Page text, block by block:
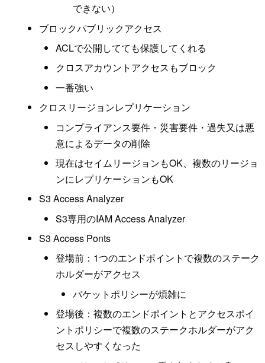
できない）
ブロックパブリックアクセス
ACLで公開してても保護してくれる
クロスアカウントアクセスもブロック
一番強い
クロスリージョンレプリケーション
コンプライアンス要件・災害要件・過失又は悪
意によるデータの削除
現在はセイムリージョンもOK、複数のリージョ
ンにレプリケーションもOK
S3 Access Analyzer
S3専用のIAM Access Analyzer
S3 Access Ponts
登場前：1つのエンドポイントで複数のステーク
ホルダーがアクセス
バケットポリシーが煩雑に
登場後：複数のエンドポイントとアクセスポイ
ントポリシーで複数のステークホルダーがアク
セスしやすくなった